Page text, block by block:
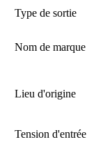
Type de sortie
Nom de marque
Lieu d'origine
Tension d'entrée